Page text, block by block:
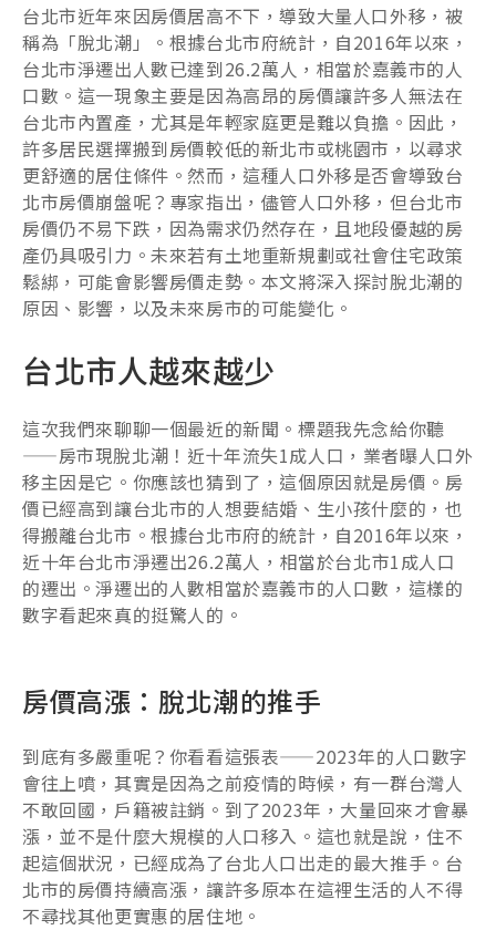
台北市近年來因房價居高不下，導致大量人口外移，被
稱為「脫北潮」。根據台北市府統計，自2016年以來，
台北市淨遷出人數已達到26.2萬人，相當於嘉義市的人
口數。這一現象主要是因為高昂的房價讓許多人無法在
台北市內置產，尤其是年輕家庭更是難以負擔。因此，
許多居民選擇搬到房價較低的新北市或桃園市，以尋求
更舒適的居住條件。然而，這種人口外移是否會導致台
北市房價崩盤呢？專家指出，儘管人口外移，但台北市
房價仍不易下跌，因為需求仍然存在，且地段優越的房
產仍具吸引力。未來若有土地重新規劃或社會住宅政策
鬆綁，可能會影響房價走勢。本文將深入探討脫北潮的
原因、影響，以及未來房市的可能變化。
台北市人越來越少
這次我們來聊聊一個最近的新聞。標題我先念給你聽
——房市現脫北潮！近十年流失1成人口，業者曝人口外
移主因是它。你應該也猜到了，這個原因就是房價。房
價已經高到讓台北市的人想要結婚、生小孩什麼的，也
得搬離台北市。根據台北市府的統計，自2016年以來，
近十年台北市淨遷出26.2萬人，相當於台北市1成人口
的遷出。淨遷出的人數相當於嘉義市的人口數，這樣的
數字看起來真的挺驚人的。
房價高漲：脫北潮的推手
到底有多嚴重呢？你看看這張表——2023年的人口數字
會往上噴，其實是因為之前疫情的時候，有一群台灣人
不敢回國，戶籍被註銷。到了2023年，大量回來才會暴
漲，並不是什麼大規模的人口移入。這也就是說，住不
起這個狀況，已經成為了台北人口出走的最大推手。台
北市的房價持續高漲，讓許多原本在這裡生活的人不得
不尋找其他更實惠的居住地。